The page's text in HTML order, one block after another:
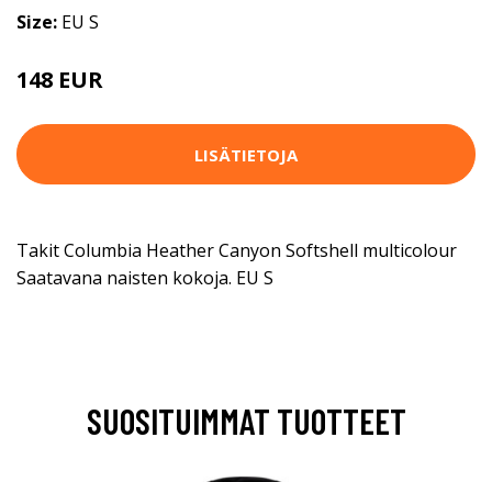
Size: EU S
148 EUR
LISÄTIETOJA
Takit Columbia Heather Canyon Softshell multicolour
Saatavana naisten kokoja. EU S
SUOSITUIMMAT TUOTTEET